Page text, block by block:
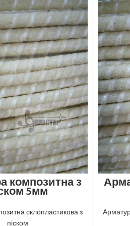
композитна з
5мм
компанії: безпечна для
та навколишнього
склопластикова з
піском
піском